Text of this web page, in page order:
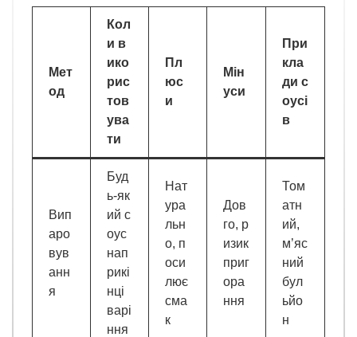
Мет
од
Кол
и в
ико
рис
тов
ува
ти
Пл
юс
и
Мін
уси
При
кла
ди с
оусі
в
Вип
аро
вув
анн
я
Буд
ь-як
ий с
оус
нап
рикі
нці
варі
ння
Нат
ура
льн
о, п
оси
лює
сма
к
Дов
го, р
изик
приг
ора
ння
Том
атн
ий,
м’яс
ний
бул
ьйо
н